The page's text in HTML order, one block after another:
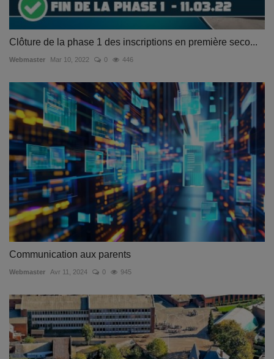
Clôture de la phase 1 des inscriptions en première seco...
Webmaster Mar 10, 2022 0 446
Communication aux parents
Webmaster Avr 11, 2024 0 945